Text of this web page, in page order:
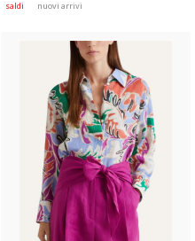
saldi nuovi arrivi